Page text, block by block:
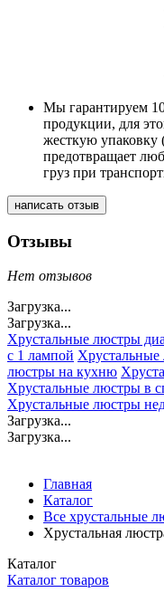
Мы гарантируем
продукции, для
жесткую упаковку
предотвращает
груз при
написать отзыв
Отзывы
Нет отзывов
Загрузка...
Загрузка...
Хрустальные люстры
с 1 лампой Хрустальные
люстры на кухню
Хрустальные люстры в
Хрустальные люстры
Загрузка...
Загрузка...
Главная
Каталог
Все хрустальные
Хрустальная
Каталог
Каталог товаров